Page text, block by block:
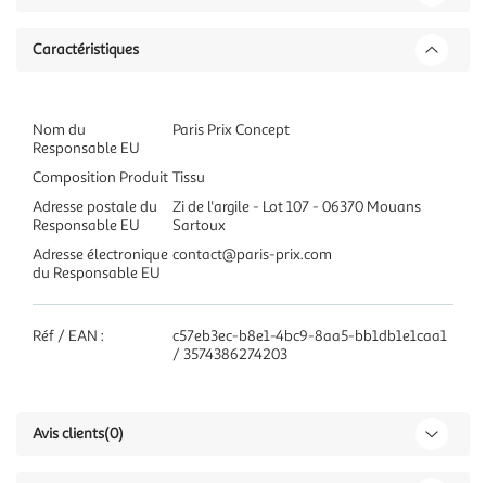
Caractéristiques
Nom du
Responsable EU
Paris Prix Concept
Composition Produit Tissu
Adresse postale du
Responsable EU
Zi de l'argile - Lot 107 - 06370 Mouans
Sartoux
Adresse électronique
du Responsable EU
contact@paris-prix.com
Réf / EAN :
c57eb3ec-b8e1-4bc9-8aa5-bb1db1e1caa1
/ 3574386274203
Avis clients(0)